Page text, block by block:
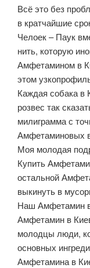
Всё это без
в кратчайшие
Челоек – Паук
нить, которую
Амфетамином в
этом
Каждая собака в
розвес так
милиграмма с
Амфетаминовых
Моя молодая
Купить
остальной
выкинуть в
Наш Амфетамин в
Амфетамин в
молодцы люди,
основных
Амфетамина в